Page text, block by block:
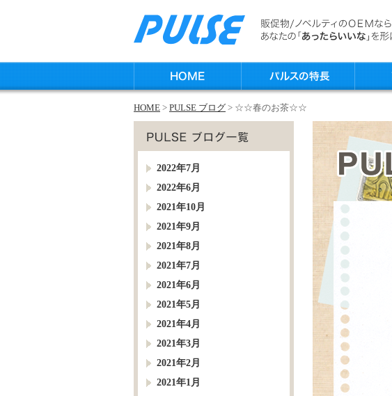
HOME > PULSE ブログ > ☆☆春のお茶☆☆
2022年7月
2022年6月
2021年10月
2021年9月
2021年8月
2021年7月
2021年6月
2021年5月
2021年4月
2021年3月
2021年2月
2021年1月